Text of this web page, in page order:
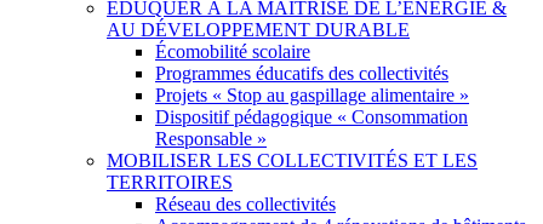
ÉDUQUER À LA MAÎTRISE DE L’ÉNERGIE &
AU DÉVELOPPEMENT DURABLE
Écomobilité scolaire
Programmes éducatifs des collectivités
Projets « Stop au gaspillage alimentaire »
Dispositif pédagogique « Consommation
Responsable »
MOBILISER LES COLLECTIVITÉS ET LES
TERRITOIRES
Réseau des collectivités